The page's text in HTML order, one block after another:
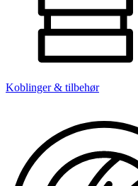
Koblinger & tilbehør